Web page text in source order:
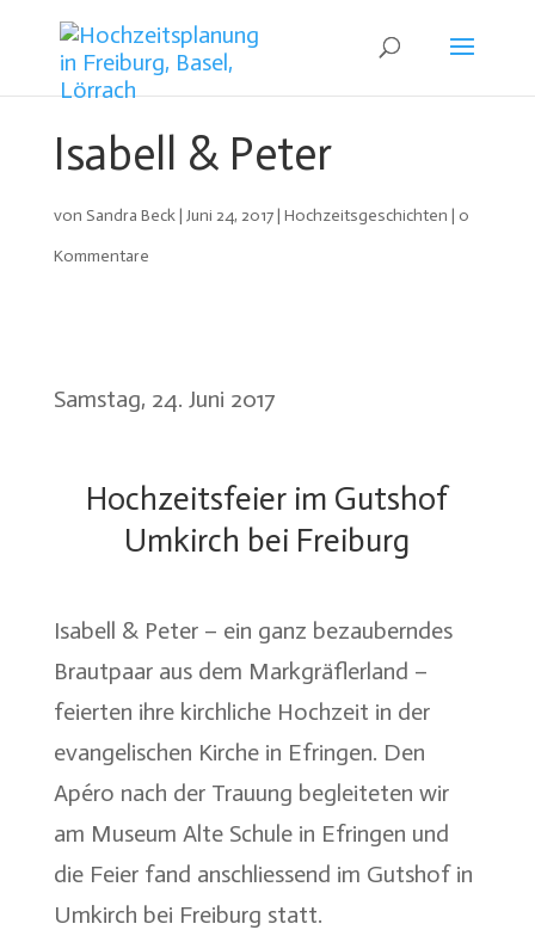
Isabell & Peter
von Sandra Beck| Juni 24, 2017| Hochzeitsgeschichten | 0
Kommentare
Samstag, 24. Juni 2017
Hochzeitsfeier im Gutshof
Umkirch bei Freiburg
Isabell & Peter – ein ganz bezauberndes
Brautpaar aus dem Markgräflerland –
feierten ihre kirchliche Hochzeit in der
evangelischen Kirche in Efringen. Den
Apéro nach der Trauung begleiteten wir
am Museum Alte Schule in Efringen und
die Feier fand anschliessend im Gutshof in
Umkirch bei Freiburg statt.